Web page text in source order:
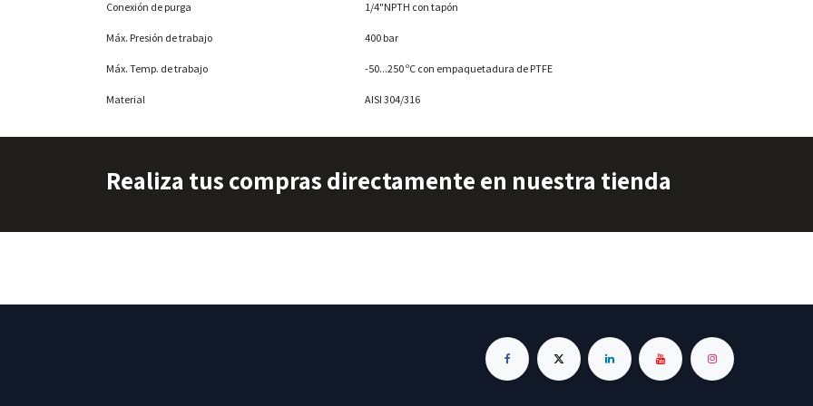
Conexión de purga
Máx. Presión de trabajo
Máx. Temp. de trabajo
Material
1/4"NPTH con tapón
400 bar
-50...250 ºC con empaquetadura de PTFE
AISI 304/316
Realiza tus compras directamente en nuestra tienda